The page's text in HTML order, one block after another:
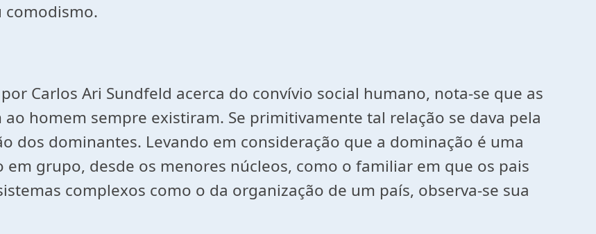
comodismo.
Carlos Ari Sundfeld acerca do convívio social humano, nota-se que as
homem sempre existiram. Se primitivamente tal relação se dava pela
dos dominantes. Levando em consideração que a dominação é uma
grupo, desde os menores núcleos, como o familiar em que os pais
complexos como o da organização de um país, observa-se sua